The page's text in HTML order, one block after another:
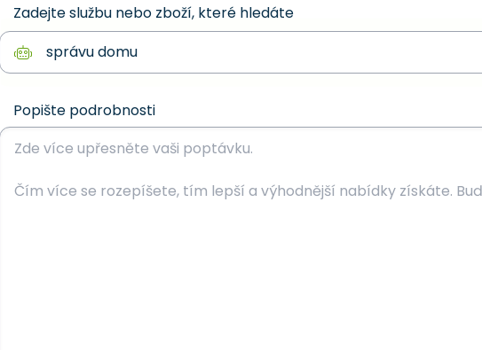
Zadejte službu nebo zboží, které hledáte
Popište podrobnosti